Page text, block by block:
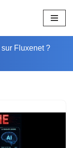
Fluxenet ?